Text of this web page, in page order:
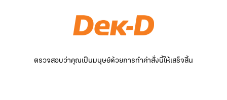
ตรวจสอบว่าคุณเป็นมนุษย์ด้วยการทำคำสั่งนี้ให้เสร็จสิ้น